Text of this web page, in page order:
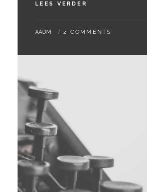
LEES VERDER
–
BY
AADM 2 COMMENTS